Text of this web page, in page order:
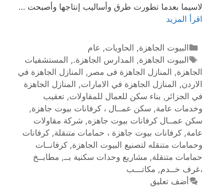
لاسيما بعدما تطورت طرق وأساليب إنتاجها وأصبحت …
اقرأ المزيد
البيوت الجاهزة, الحاويات, عام
البيوت الجاهزة, المدارس الجاهزة., المستشفيات
الجاهزة, المنازل الجاهزة فى مصر, المنازل الجاهزة في
الاردن, المنازل الجاهزة في الامارات, المنازل الجاهزة
في الجزائر, بناء سكن للعمال للمقاولات, تعقيب
وخدمات عامة, سكن عمــال ، كرفانات بيوت جاهزة,
سكن عمــال كرفانات بيوت جاهزه, شركة مقاولات
عامة, كرفانات بيوت جاهزة ، حمامات متنقلة, كرفانات
وحمامات متنقله لتصنيع البيوت الجاهزة‎, كرفانــات
حمامات متنقلة, مشاريع وحدات سكنية بــ, مطابــخ
،غرف خــدم, مكاتـــب
أضف تعليق